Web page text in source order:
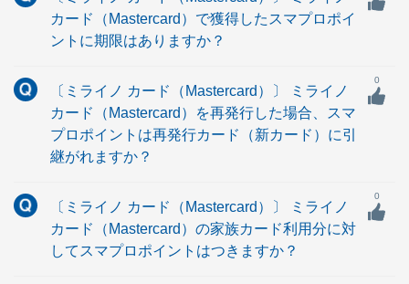
カード（Mastercard）で獲得したスマプロポイ
ントに期限はありますか？
〔ミライノ カード（Mastercard）〕 ミライノ
カード（Mastercard）を再発行した場合、スマ
プロポイントは再発行カード（新カード）に引
継がれますか？
0
〔ミライノ カード（Mastercard）〕 ミライノ
カード（Mastercard）の家族カード利用分に対
してスマプロポイントはつきますか？
0